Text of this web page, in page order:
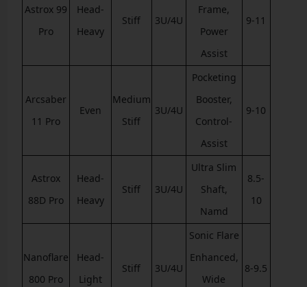
Astrox 99
Pro
Head-
Heavy
Stiff 3U/4U
Frame,
Power
Assist
9-11
Arcsaber
11 Pro
Even
Medium
Stiff
3U/4U
Pocketing
Booster,
Control-
Assist
9-10
Astrox
88D Pro
Head-
Heavy
Stiff 3U/4U
Ultra Slim
Shaft,
Namd
8.5-
10
Nanoflare
800 Pro
Head-
Light
Stiff 3U/4U
Sonic Flare
Enhanced,
Wide
8-9.5